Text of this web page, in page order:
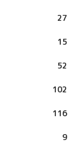
27
15
52
102
116
9